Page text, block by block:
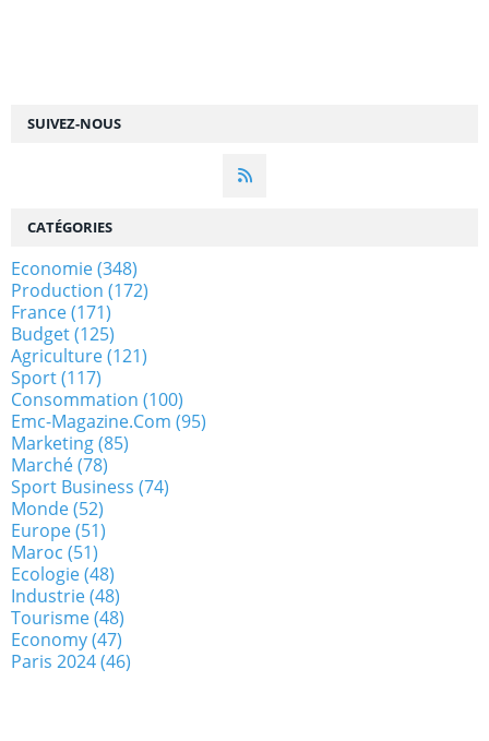
SUIVEZ-NOUS
CATÉGORIES
Economie(348)
Production (172)
France(171)
Budget(125)
Agriculture(121)
Sport(117)
Consommation (100)
Emc-Magazine.com (95)
Marketing(85)
Marché(78)
Sport Business (74)
Monde(52)
Europe(51)
Maroc (51)
Ecologie(48)
Industrie(48)
Tourisme(48)
Economy(47)
Paris 2024(46)